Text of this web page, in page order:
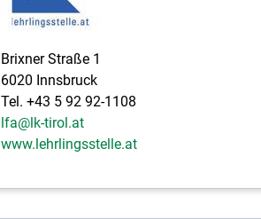
Brixner Straße 1
6020 Innsbruck
Tel. +43 5 92 92-1108
lfa@lk-tirol.at
www.lehrlingsstelle.at